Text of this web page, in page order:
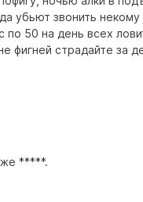
убьют звонить
по 50 на день всех
фигней страдайте за
*****.